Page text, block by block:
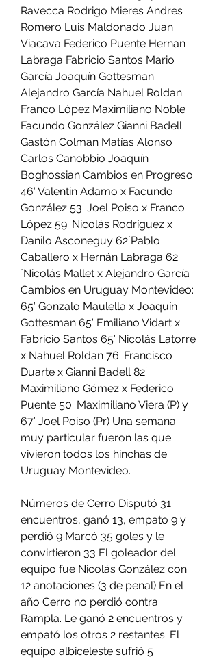
Ravecca Rodrigo Mieres Andres
Romero Luis Maldonado Juan
Viacava Federico Puente Hernan
Labraga Fabricio Santos Mario
García Joaquín Gottesman
Alejandro García Nahuel Roldan
Franco López Maximiliano Noble
Facundo González Gianni Badell
Gastón Colman Matías Alonso
Carlos Canobbio Joaquín
Boghossian Cambios en Progreso:
46′ Valentin Adamo x Facundo
González 53′ Joel Poiso x Franco
López 59′ Nicolás Rodríguez x
Danilo Asconeguy 62´Pablo
Caballero x Hernán Labraga 62
´Nicolás Mallet x Alejandro García
Cambios en Uruguay Montevideo:
65′ Gonzalo Maulella x Joaquín
Gottesman 65′ Emiliano Vidart x
Fabricio Santos 65′ Nicolás Latorre
x Nahuel Roldan 76′ Francisco
Duarte x Gianni Badell 82′
Maximiliano Gómez x Federico
Puente 50′ Maximiliano Viera (P) y
67′ Joel Poiso (Pr) Una semana
muy particular fueron las que
vivieron todos los hinchas de
Uruguay Montevideo.
Números de Cerro Disputó 31
encuentros, ganó 13, empato 9 y
perdió 9 Marcó 35 goles y le
convirtieron 33 El goleador del
equipo fue Nicolás González con
12 anotaciones (3 de penal) En el
año Cerro no perdió contra
Rampla. Le ganó 2 encuentros y
empató los otros 2 restantes. El
equipo albiceleste sufrió 5